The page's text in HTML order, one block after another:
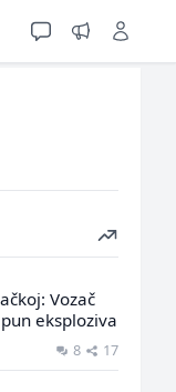
Vozač
eksploziva
8 17